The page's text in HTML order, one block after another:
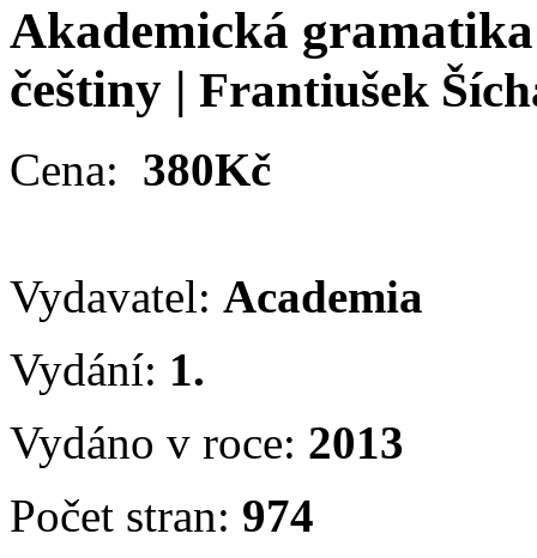
Akademická gramatika
češtiny | Frantiušek
Cena: 380Kč
Vydavatel: Academia
Vydání: 1.
Vydáno v roce: 2013
Počet stran: 974